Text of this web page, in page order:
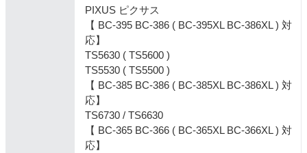
PIXUS ピクサス
【 BC-395 BC-386 ( BC-395XL BC-386XL ) 対
応】
TS5630 ( TS5600 )
TS5530 ( TS5500 )
【 BC-385 BC-386 ( BC-385XL BC-386XL ) 対
応】
TS6730 / TS6630
【 BC-365 BC-366 ( BC-365XL BC-366XL ) 対
応】